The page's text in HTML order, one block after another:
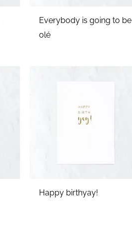
Everybody is going to be
olé
Happy birthyay!